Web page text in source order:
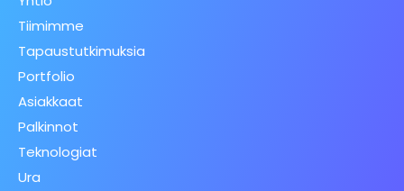
Tiimimme
Tapaustutkimuksia
Portfolio
Asiakkaat
Palkinnot
Teknologiat
Ura